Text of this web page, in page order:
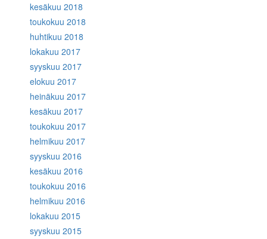
kesäkuu 2018
toukokuu 2018
huhtikuu 2018
lokakuu 2017
syyskuu 2017
elokuu 2017
heinäkuu 2017
kesäkuu 2017
toukokuu 2017
helmikuu 2017
syyskuu 2016
kesäkuu 2016
toukokuu 2016
helmikuu 2016
lokakuu 2015
syyskuu 2015